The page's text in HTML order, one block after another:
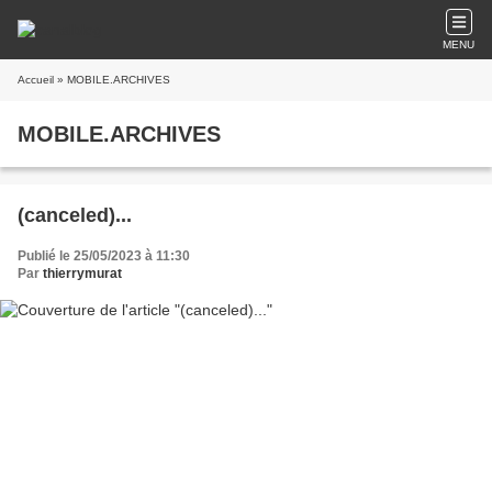
MENU
Accueil » MOBILE.ARCHIVES
MOBILE.ARCHIVES
(canceled)...
Publié le 25/05/2023 à 11:30
Par thierrymurat